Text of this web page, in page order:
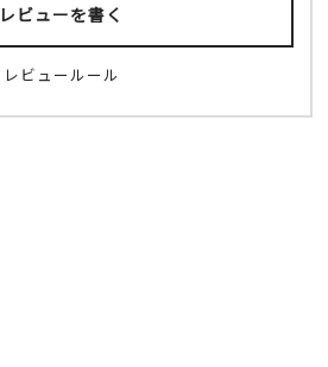
レビューを書く
レビュールール